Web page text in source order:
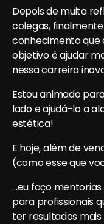
Depois de muita
colegas,
conhecimento que
objetivo é ajudar
nessa carreira
Estou animado
lado e ajudá-lo a
estética!
E hoje, além de
(como esse que
…eu faço
para profissionais
ter resultados mais